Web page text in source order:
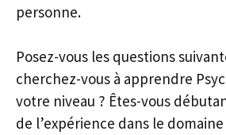
personne.
Posez-vous les questions
cherchez-vous à apprendre
votre niveau ? Êtes-vous
de l’expérience dans le